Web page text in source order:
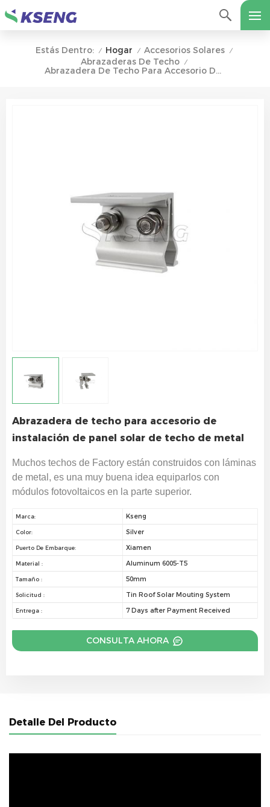
Estás Dentro: / Hogar / Accesorios Solares /
Abrazaderas De Techo /
Abrazadera De Techo Para Accesorio De Instalación De Panel Solar De Techo De Metal
Abrazadera de techo para accesorio de
instalación de panel solar de techo de metal
Muchos techos de Factory están construidos con láminas
de metal, es una muy buena idea equiparlos con
módulos fotovoltaicos en la parte superior.
Marca: Kseng
Color: Silver
Puerto De Embarque: Xiamen
Material : Aluminum 6005-T5
Tamaño : 50mm
Solicitud : Tin Roof Solar Mouting System
Entrega : 7 Days after Payment Received
CONSULTA AHORA
Detalle Del Producto